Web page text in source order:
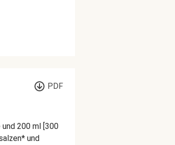
PDF
und 200 ml [300
und